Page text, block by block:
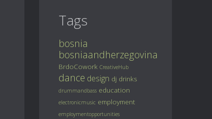
Tags
bosnia
bosniaandherzegovina
BrdoCowork CreativeHub
dance design dj drinks
drummandbass education
electronicmusic employment
employmentopportunities